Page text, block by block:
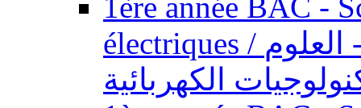
1ère année BAC -
électriques / السنة الأولى باكالوريا - العلوم
الكهربائية